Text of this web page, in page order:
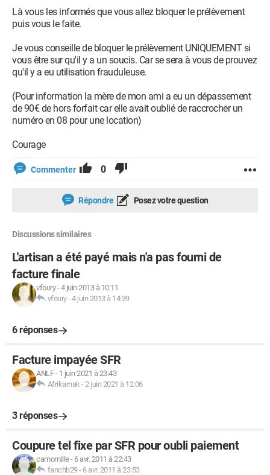
Là vous les informés que vous allez bloquer le prélèvement
puis vous le faite.
Je vous conseille de bloquer le prélèvement UNIQUEMENT si
vous être sur qu'il y a un soucis. Car se sera à vous de prouvez
qu'il y a eu utilisation frauduleuse.
(Pour information la mère de mon ami a eu un dépassement
de 90€ de hors forfait car elle avait oublié de raccrocher un
numéro en 08 pour une location)
Courage
Commenter 0
Répondre Posez votre question
Discussions similaires
L'artisan a été payé mais n'a pas fourni de
facture finale
vfoury-4 juin 2013 à 10:11
vfoury-4 juin 2013 à 14:39
6 réponses
Facture impayée SFR
ANLF- 1 juin 2021 à 23:43
Afrikarnak -2 juin 2021 à 12:06
3 réponses
Coupure tel fixe par SFR pour oubli paiement
camomille- 6 avr. 2011 à 22:43
fanchb29- 6 avr. 2011 à 23:53